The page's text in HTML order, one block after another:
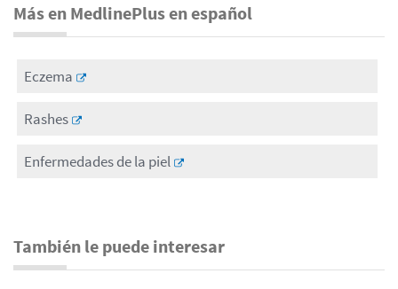
Más en MedlinePlus en español
Eczema
Rashes
Enfermedades de la piel
También le puede interesar